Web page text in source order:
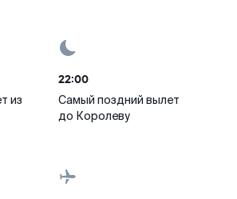
из
22:00
Самый поздний вылет
до Королеву